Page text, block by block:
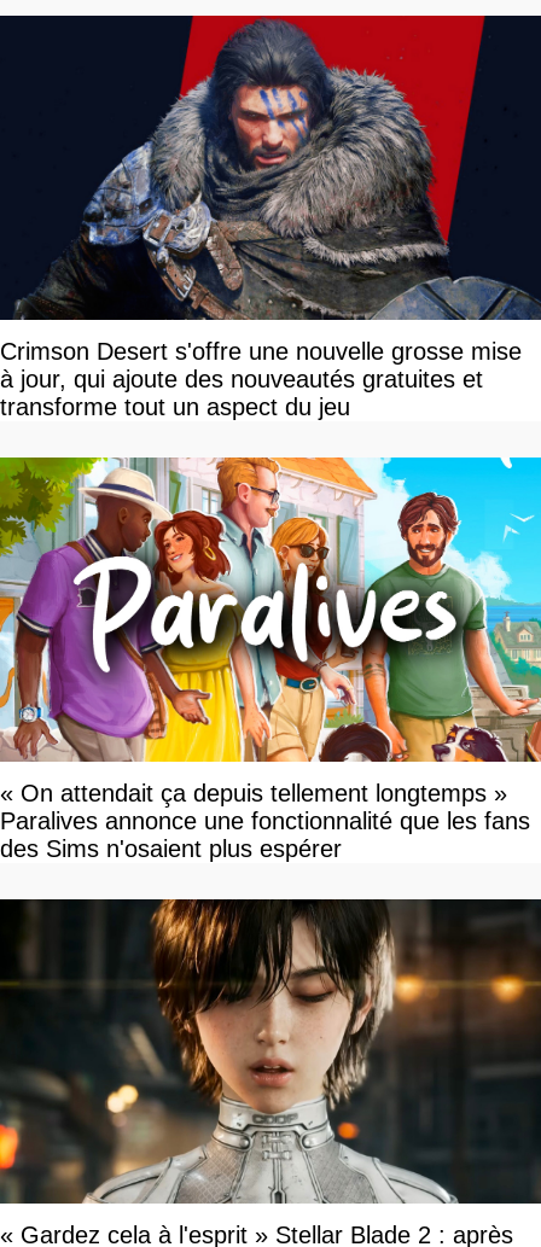
Crimson Desert s'offre une nouvelle grosse mise
à jour, qui ajoute des nouveautés gratuites et
transforme tout un aspect du jeu
« On attendait ça depuis tellement longtemps »
Paralives annonce une fonctionnalité que les fans
des Sims n'osaient plus espérer
« Gardez cela à l'esprit » Stellar Blade 2 : après